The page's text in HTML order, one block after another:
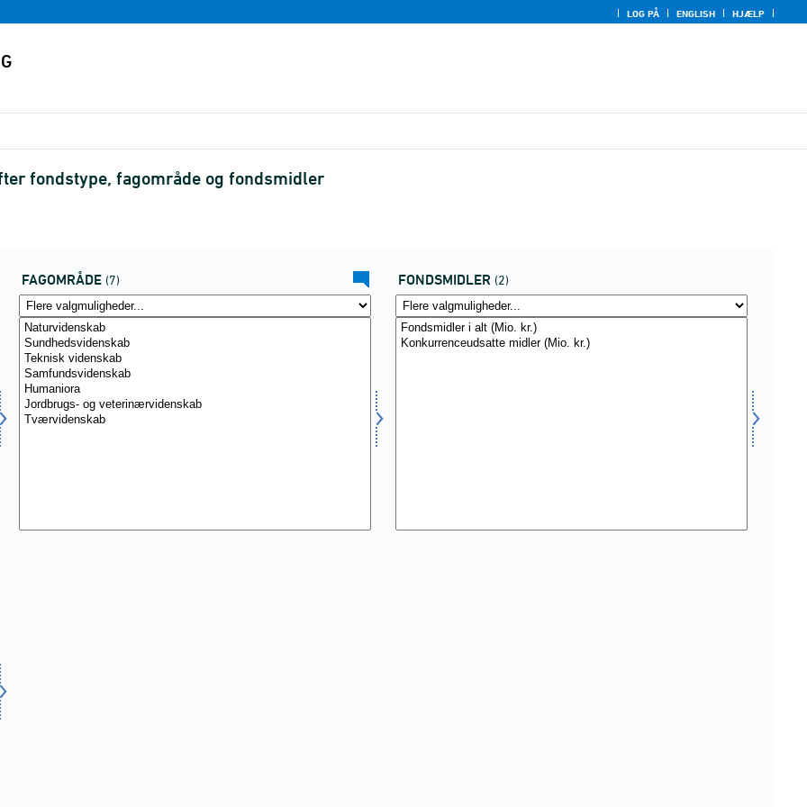
LOG PÅ ENGLISH HJÆLP
fondstype, fagområde og fondsmidler
FAGOMRÅDE (7) FONDSMIDLER (2)